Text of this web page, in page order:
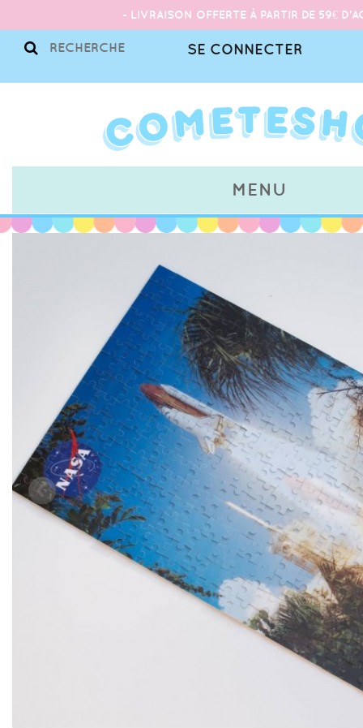
- LIVRAISON OFFERTE À PARTIR DE 59€
SE CONNECTER
MENU